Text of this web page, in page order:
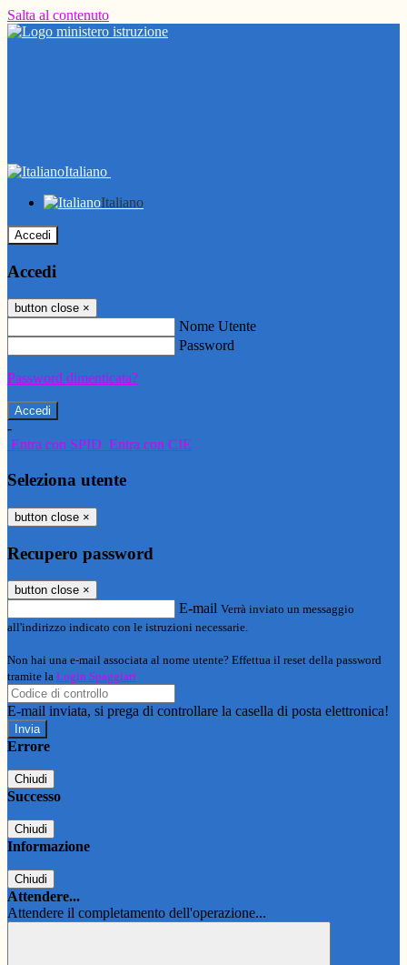
Salta al contenuto
Italiano
Italiano
Accedi
Accedi
button close ×
Nome Utente
Password
Password dimenticata?
-
Entra con SPID Entra con CIE
Seleziona utente
button close ×
Recupero password
button close ×
E-mail Verrà inviato un messaggio
all'indirizzo indicato con le istruzioni necessarie.
Non hai una e-mail associata al nome utente? Effettua il reset della password
tramite la Login Spaggiari
E-mail inviata, si prega di controllare la casella di posta elettronica!
Errore
Chiudi
Successo
Chiudi
Informazione
Chiudi
Attendere...
Attendere il completamento dell'operazione...